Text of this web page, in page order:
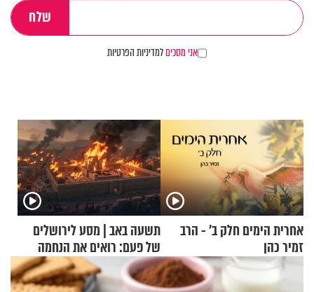
אני מסכיםלמדיניות הפרטיות
אחרית הימים חלק ב’ - הרב
זמיר כהן
תשעה באב | מסע לירושלים
של פעם: רואים את הנחמה